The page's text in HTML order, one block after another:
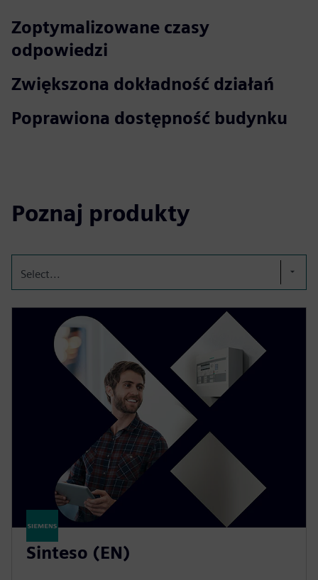
Zoptymalizowane czasy
odpowiedzi
Zwiększona dokładność działań
Poprawiona dostępność budynku
Poznaj produkty
Select...
Sinteso (EN)